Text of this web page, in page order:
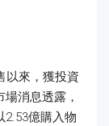
以來，獲投資
消息透露，
2.53億購入物